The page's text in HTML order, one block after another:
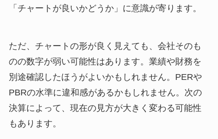
「チャートが良いかどうか」に意識が寄ります。
ただ、チャートの形が良く見えても、会社そのも
のの数字が弱い可能性はあります。業績や財務を
別途確認したほうがよいかもしれません。PERや
PBRの水準に違和感があるかもしれません。次の
決算によって、現在の見方が大きく変わる可能性
もあります。